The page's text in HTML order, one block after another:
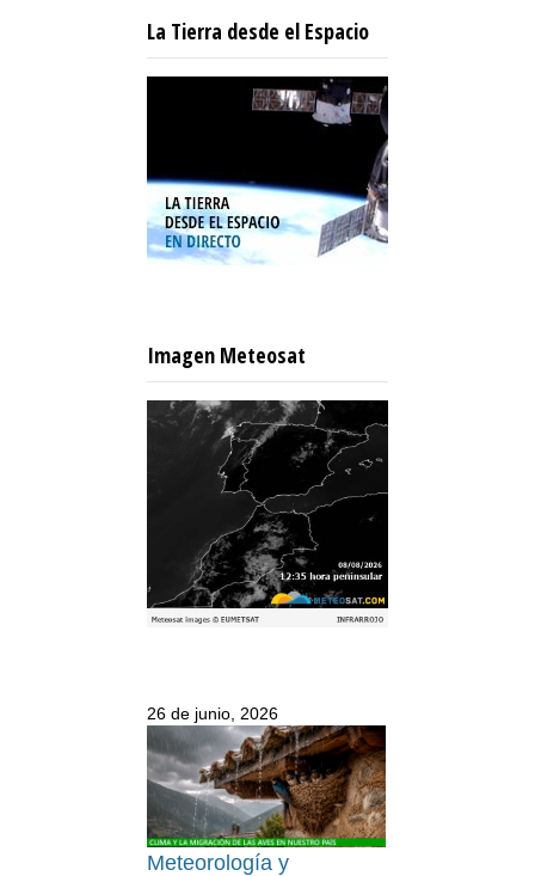
La Tierra desde el Espacio
Imagen Meteosat
26 de junio, 2026
Meteorología y